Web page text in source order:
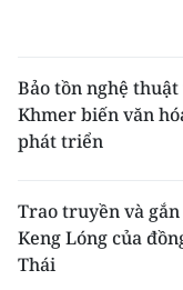
ngày hội
Bảo tồn nghệ
Khmer biến văn
phát triển
Trao truyền và
Keng Lóng của
Thái